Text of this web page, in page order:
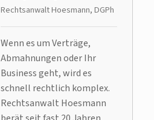
Rechtsanwalt Hoesmann, DGPh
Wenn es um Verträge,
Abmahnungen oder Ihr
Business geht, wird es
schnell rechtlich komplex.
Rechtsanwalt Hoesmann